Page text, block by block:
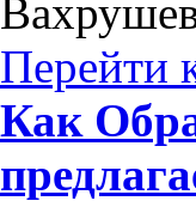
Перейти
Как